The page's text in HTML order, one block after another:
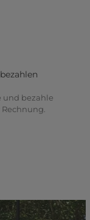
und bezahle